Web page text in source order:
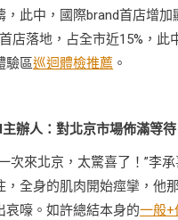
，此中，國際brand首店增加
店落地，占全市近15%，此
驗區巡迴體檢推薦 。
辦人：對北京市場佈滿等待
次來北京，太驚喜了！”李
，全身的肌肉開始痙攣，他
哀嚎。如許總結本身的一般+